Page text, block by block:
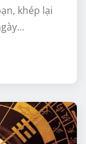
khép lại